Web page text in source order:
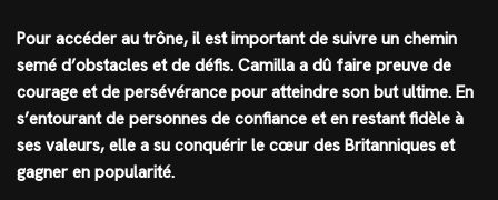
Pour accéder au trône, il est important de suivre un chemin
semé d’obstacles et de défis. Camilla a dû faire preuve de
courage et de persévérance pour atteindre son but ultime. En
s’entourant de personnes de confiance et en restant fidèle à
ses valeurs, elle a su conquérir le cœur des Britanniques et
gagner en popularité.